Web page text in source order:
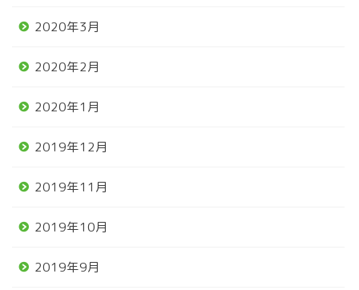
2020年3月
2020年2月
2020年1月
2019年12月
2019年11月
2019年10月
2019年9月